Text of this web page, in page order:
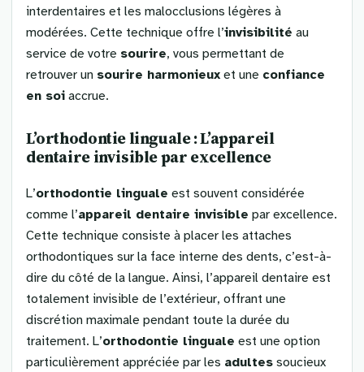
interdentaires et les malocclusions légères à
modérées. Cette technique offre l’invisibilité au
service de votre sourire, vous permettant de
retrouver un sourire harmonieux et une confiance
en soi accrue.
L’orthodontie linguale : L’appareil
dentaire invisible par excellence
L’orthodontie linguale est souvent considérée
comme l’appareil dentaire invisible par excellence.
Cette technique consiste à placer les attaches
orthodontiques sur la face interne des dents, c’est-à-
dire du côté de la langue. Ainsi, l’appareil dentaire est
totalement invisible de l’extérieur, offrant une
discrétion maximale pendant toute la durée du
traitement. L’orthodontie linguale est une option
particulièrement appréciée par les adultes soucieux